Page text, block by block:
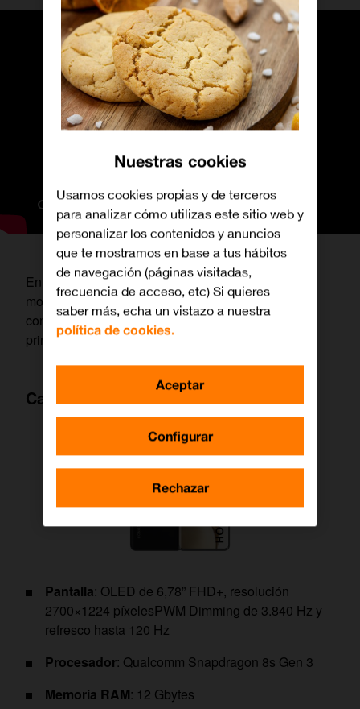
En esta ocasión vamos a analizar la propuesta del
modelo más potente, elHonor 200 Pro 5G
comenzando como siempre por repasar sus
principales especificaciones.
Características del Honor 200 Pro 5G
Pantalla: OLED de 6,78” FHD+, resolución
2700×1224 píxelesPWM Dimming de 3.840 Hz y
refresco hasta 120 Hz
Procesador: Qualcomm Snapdragon 8s Gen 3
Memoria RAM: 12 Gbytes
Nuestras cookies
Usamos cookies propias y de terceros
para analizar cómo utilizas este sitio web y
personalizar los contenidos y anuncios
que te mostramos en base a tus hábitos
de navegación (páginas visitadas,
frecuencia de acceso, etc) Si quieres
saber más, echa un vistazo a nuestra
política de cookies.
Configurar
Rechazar
Aceptar